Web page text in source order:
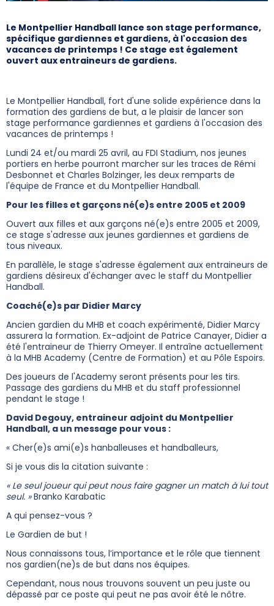
Le Montpellier Handball lance son stage performance,
spécifique gardiennes et gardiens, à l'occasion des
vacances de printemps ! Ce stage est également
ouvert aux entraineurs de gardiens.
Le Montpellier Handball, fort d'une solide expérience dans la
formation des gardiens de but, a le plaisir de lancer son
stage performance gardiennes et gardiens à l'occasion des
vacances de printemps !
Lundi 24 et/ou mardi 25 avril, au FDI Stadium, nos jeunes
portiers en herbe pourront marcher sur les traces de Rémi
Desbonnet et Charles Bolzinger, les deux remparts de
l'équipe de France et du Montpellier Handball.
Pour les filles et garçons né(e)s entre 2005 et 2009
Ouvert aux filles et aux garçons né(e)s entre 2005 et 2009,
ce stage s'adresse aux jeunes gardiennes et gardiens de
tous niveaux.
En parallèle, le stage s'adresse également aux entraineurs de
gardiens désireux d'échanger avec le staff du Montpellier
Handball.
Coaché(e)s par Didier Marcy
Ancien gardien du MHB et coach expérimenté, Didier Marcy
assurera la formation. Ex-adjoint de Patrice Canayer, Didier a
été l'entraineur de Thierry Omeyer. Il entraîne actuellement
à la MHB Academy (Centre de Formation) et au Pôle Espoirs.
Des joueurs de l'Academy seront présents pour les tirs.
Passage des gardiens du MHB et du staff professionnel
pendant le stage !
David Degouy, entraineur adjoint du Montpellier
Handball, a un message pour vous :
« Cher(e)s ami(e)s hanballeuses et handballeurs,
Si je vous dis la citation suivante :
« Le seul joueur qui peut nous faire gagner un match à lui tout
seul. »Branko Karabatic
A qui pensez-vous ?
Le Gardien de but !
Nous connaissons tous, l’importance et le rôle que tiennent
nos gardien(ne)s de but dans nos équipes.
Cependant, nous nous trouvons souvent un peu juste ou
dépassé par ce poste qui peut ne pas avoir été le nôtre.